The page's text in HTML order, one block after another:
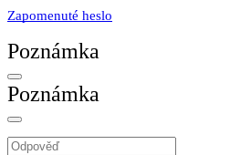
Zapomenuté heslo
Poznámka
Poznámka